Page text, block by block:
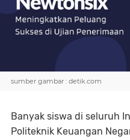
sumber gambar : detik.com
Banyak siswa di seluruh
Politeknik Keuangan